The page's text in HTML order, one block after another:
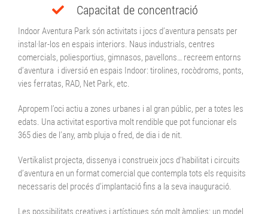
Capacitat de concentració
Indoor Aventura Park són activitats i jocs d’aventura pensats per
instal·lar-los en espais interiors. Naus industrials, centres
comercials, poliesportius, gimnasos, pavellons… recreem entorns
d’aventura i diversió en espais Indoor: tirolines, rocòdroms, ponts,
vies ferratas, RAD, Net Park, etc.
Apropem l’oci actiu a zones urbanes i al gran públic, per a totes les
edats. Una activitat esportiva molt rendible que pot funcionar els
365 dies de l’any, amb pluja o fred, de dia i de nit.
Vertikalist projecta, dissenya i construeix jocs d’habilitat i circuits
d’aventura en un format comercial que contempla tots els requisits
necessaris del procés d’implantació fins a la seva inauguració.
Les possibilitats creatives i artístiques són molt àmplies: un model